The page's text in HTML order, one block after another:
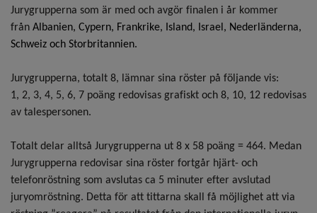
Jurygrupperna som är med och avgör finalen i år kommer
från Albanien, Cypern, Frankrike, Island, Israel, Nederländerna,
Schweiz och Storbritannien.
Jurygrupperna, totalt 8, lämnar sina röster på följande vis:
1, 2, 3, 4, 5, 6, 7 poäng redovisas grafiskt och 8, 10, 12 redovisas
av talespersonen.
Totalt delar alltså Jurygrupperna ut 8 x 58 poäng = 464. Medan
Jurygrupperna redovisar sina röster fortgår hjärt- och
telefonröstning som avslutas ca 5 minuter efter avslutad
juryomröstning. Detta för att tittarna skall få möjlighet att via